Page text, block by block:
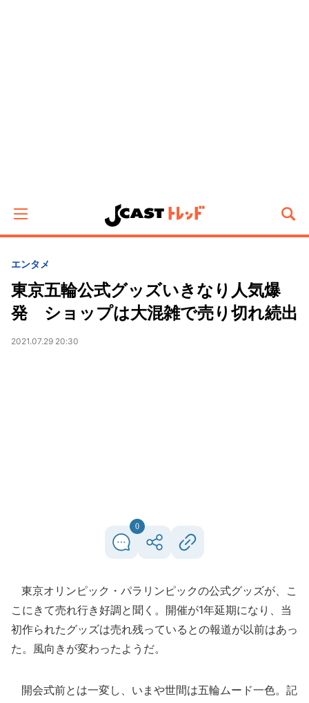
エンタメ
東京五輪公式グッズいきなり人気爆
発 ショップは大混雑で売り切れ続出
2021.07.29 20:30
0
東京オリンピック・パラリンピックの公式グッズが、こ
こにきて売れ行き好調と聞く。開催が1年延期になり、当
初作られたグッズは売れ残っているとの報道が以前はあっ
た。風向きが変わったようだ。
開会式前とは一変し、いまや世間は五輪ムード一色。記